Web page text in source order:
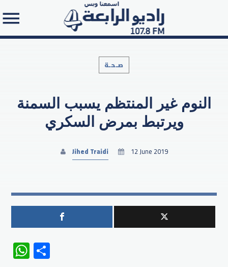
Search in the website:
صـحـة
النوم غير المنتظم يسبب السمنة
ويرتبط بمرض السكري
Jihed Traidi 12 June 2019
WhatsApp